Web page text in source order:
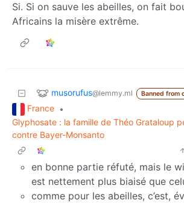
Si. Si on sauve les abeilles, on fait
Africains la misère extrême.
musorufus@lemmy.ml Banned from
France •
Glyphosate : la famille de Théo Grataloup
contre Bayer-Monsanto
en bonne partie réfuté, mais le
est nettement plus biaisé que
comme pour les abeilles, c’est,